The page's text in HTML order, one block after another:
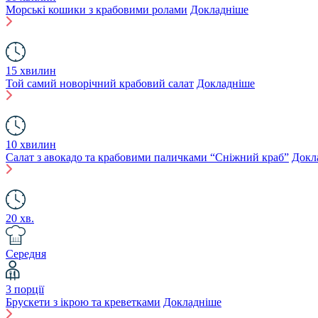
Морські кошики з крабовими ролами Докладніше
15 хвилин
Той самий новорічний крабовий салат Докладніше
10 хвилин
Салат з авокадо та крабовими паличками “Сніжний краб”
20 хв.
Середня
3 порції
Брускети з ікрою та креветками Докладніше